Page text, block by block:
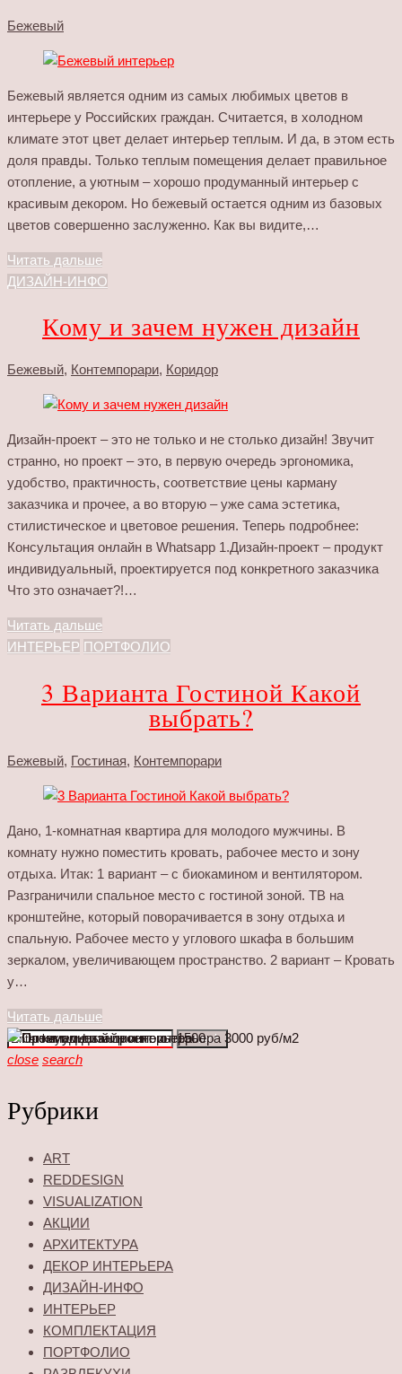
Бежевый
Бежевый является одним из самых любимых цветов в
интерьере у Российских граждан. Считается, в холодном
климате этот цвет делает интерьер теплым. И да, в этом есть
доля правды. Только теплым помещения делает правильное
отопление, а уютным – хорошо продуманный интерьер с
красивым декором. Но бежевый остается одним из базовых
цветов совершенно заслуженно. Как вы видите,…
Читать дальше
ДИЗАЙН-ИНФО
Кому и зачем нужен дизайн
Бежевый, Контемпорари, Коридор
Дизайн-проект – это не только и не столько дизайн! Звучит
странно, но проект – это, в первую очередь эргономика,
удобство, практичность, соответствие цены карману
заказчика и прочее, а во вторую – уже сама эстетика,
стилистическое и цветовое решения. Теперь подробнее:
Консультация онлайн в Whatsapp 1.Дизайн-проект – продукт
индивидуальный, проектируется под конкретного заказчика
Что это означает?!…
Читать дальше
ИНТЕРЬЕР ПОРТФОЛИО
3 Варианта Гостиной Какой
выбрать?
Бежевый, Гостиная, Контемпорари
Дано, 1-комнатная квартира для молодого мужчины. В
комнату нужно поместить кровать, рабочее место и зону
отдыха. Итак: 1 вариант – с биокамином и вентилятором.
Разграничили спальное место с гостиной зоной. ТВ на
кронштейне, который поворачивается в зону отдыха и
спальную. Рабочее место у углового шкафа в большим
зеркалом, увеличивающем пространство. 2 вариант – Кровать
у…
Читать дальше
Enter
keyword
Search
close search
Рубрики
ART
REDDESIGN
VISUALIZATION
АКЦИИ
АРХИТЕКТУРА
ДЕКОР ИНТЕРЬЕРА
ДИЗАЙН-ИНФО
ИНТЕРЬЕР
КОМПЛЕКТАЦИЯ
ПОРТФОЛИО